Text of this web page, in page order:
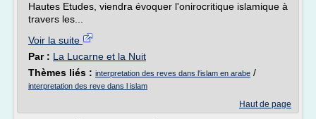
Hautes Etudes, viendra évoquer l'onirocritique islamique à
travers les...
Voir la suite
Par : La Lucarne et la Nuit
Thèmes liés : interpretation des reves dans l'islam en arabe /
interpretation des reve dans l islam
Haut de page